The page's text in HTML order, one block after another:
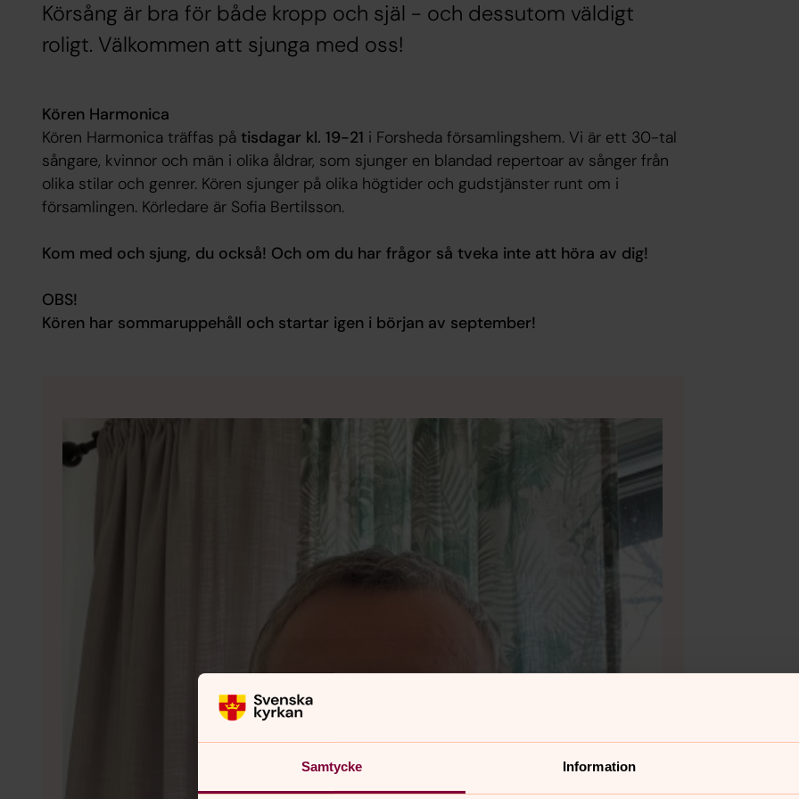
Samtycke Information
Körsång är bra för både kropp och själ - och dessutom väldigt
roligt. Välkommen att sjunga med oss!
Kören Harmonica
Kören Harmonica träffas på tisdagar kl. 19-21 i Forsheda församlingshem. Vi är ett 30-tal
sångare, kvinnor och män i olika åldrar, som sjunger en blandad repertoar av sånger från
olika stilar och genrer. Kören sjunger på olika högtider och gudstjänster runt om i
församlingen. Körledare är Sofia Bertilsson.
Kom med och sjung, du också! Och om du har frågor så tveka inte att höra av dig!
OBS!
Kören har sommaruppehåll och startar igen i början av september!